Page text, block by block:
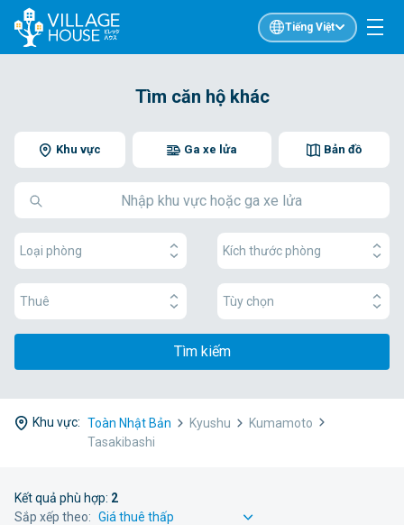
Tiếng Việt
Tìm căn hộ khác
Khu vực Bản đồ
Ga xe lửa
Loại phòng Kích thước phòng
Thuê Tùy chọn
Tìm kiếm
Khu vực: Toàn Nhật Bản Kyushu
Kumamoto
Tasakibashi
Kết quả phù hợp: 2
Sắp xếp theo: